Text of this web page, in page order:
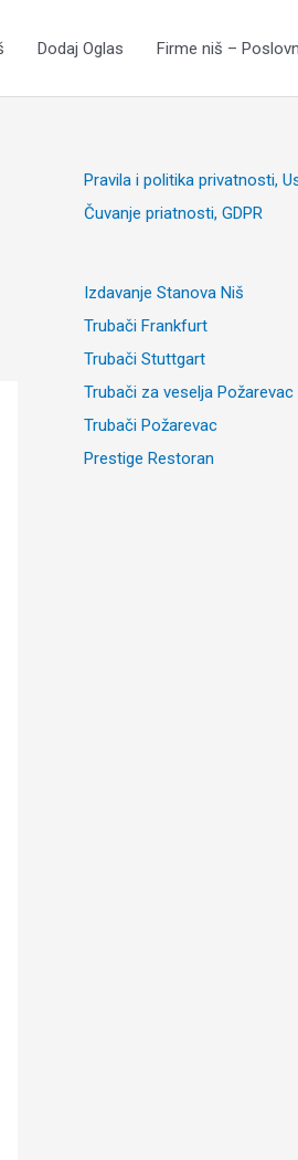
Dodaj Oglas Firme niš –
Pravila i politika privatnosti,
Čuvanje priatnosti, GDPR
Izdavanje Stanova Niš
Trubači Frankfurt
Trubači Stuttgart
Trubači za veselja Požarevac
Trubači Požarevac
Prestige Restoran